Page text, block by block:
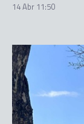
14 Abr 11:50